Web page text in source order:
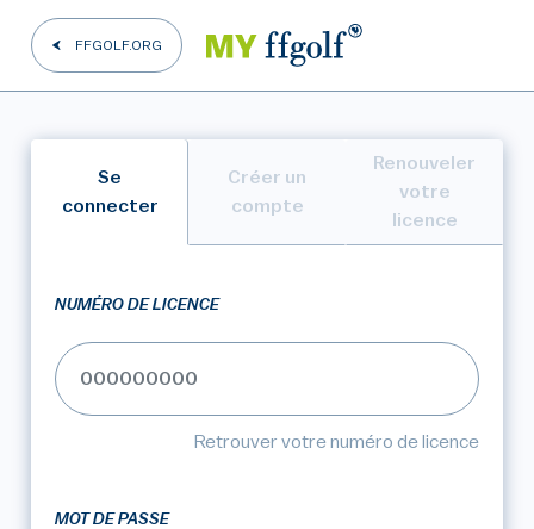
FFGOLF.ORG
Se
connecter
Créer un
compte
Renouveler
votre
licence
NUMÉRO DE LICENCE
Retrouver votre numéro de licence
MOT DE PASSE